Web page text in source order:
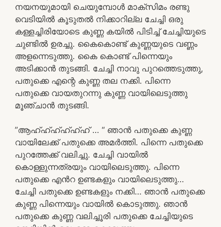
നയനയുമായി ചെയുമ്പോൾ മാക്സിമം രണ്ടു
വെടിയിൽ കൂടുതൽ നിക്കാറില്ല ചേച്ചി ഒരു
കള്ളച്ചിരിയോടെ കുണ്ണ കയിൽ പിടിച്ച് ചേച്ചിയുടെ
ചുണ്ടിൽ ഉരച്ചു. കൈകൊണ്ട് കുണ്ണയുടെ വണ്ണം
അളന്നെടുത്തു. കൈ കൊണ്ട് പിന്നെയും
അടിക്കാൻ തുടങ്ങി. ചേച്ചി നാവു പുറത്തെടുത്തു,
പതുക്കെ എന്റെ കുണ്ണ തല നക്കി. പിന്നെ
പതുക്കെ വായതുറന്നു കുണ്ണ വായിലെടുത്തു
മൂഞ്ചാൻ തുടങ്ങി.
”ആഹ്ഹ്ഹ്ഹ്ഹ്ഹ് … “ ഞാൻ പതുക്കെ കുണ്ണ
വായിലേക്ക് പതുക്കെ അമർത്തി. പിന്നെ പതുക്കെ
പുറത്തേക്ക് വലിച്ചു. ചേച്ചി വായിൽ
കൊള്ളുന്നത്രയും വായിലെടുത്തു. പിന്നെ
പതുക്കെ എൻറ ഉണ്ടകളും വായിലെടുത്തു…
ചേച്ചി പതുക്കെ ഉണ്ടകളും നക്കി… ഞാൻ പതുക്കെ
കുണ്ണ പിന്നെയും വായിൽ കൊടുത്തു. ഞാൻ
പതുക്കെ കുണ്ണ വലിച്ചൂരി പതുക്കെ ചേച്ചിയുടെ